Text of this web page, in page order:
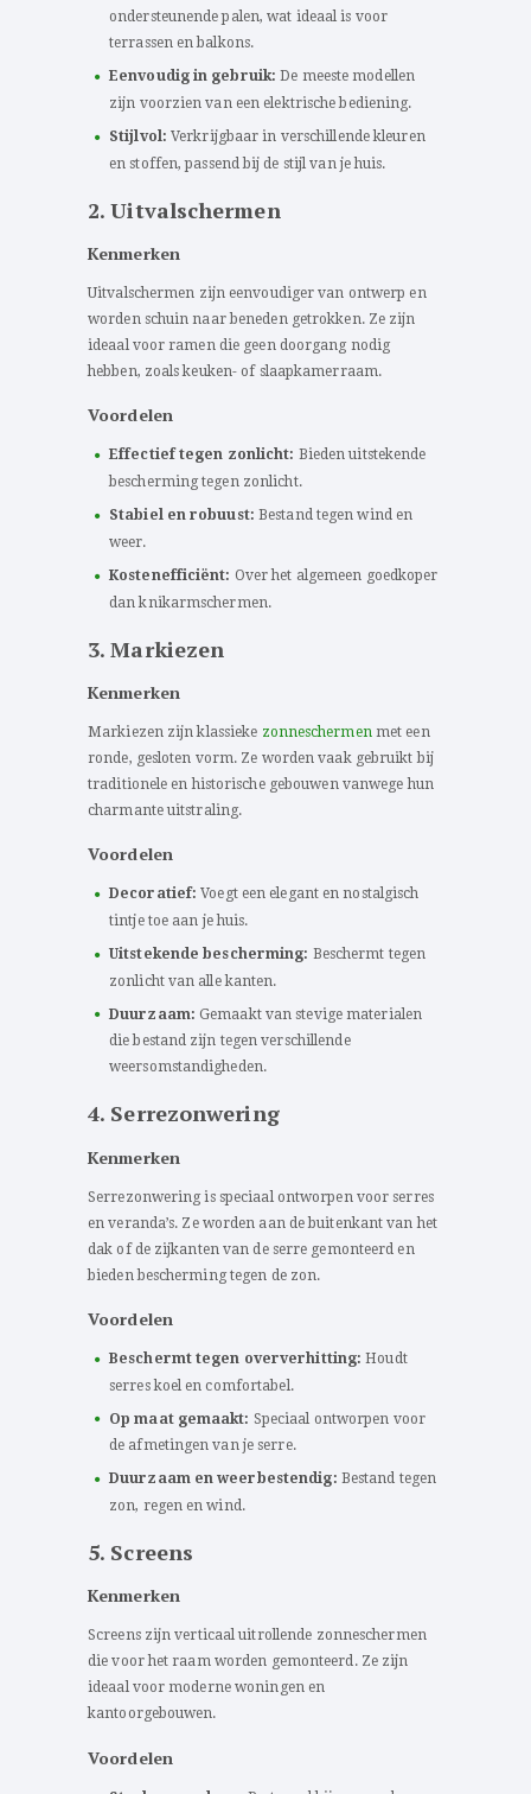
ondersteunende palen, wat ideaal is voor
terrassen en balkons.
Eenvoudig in gebruik: De meeste modellen
zijn voorzien van een elektrische bediening.
Stijlvol: Verkrijgbaar in verschillende kleuren
en stoffen, passend bij de stijl van je huis.
2. Uitvalschermen
Kenmerken
Uitvalschermen zijn eenvoudiger van ontwerp en
worden schuin naar beneden getrokken. Ze zijn
ideaal voor ramen die geen doorgang nodig
hebben, zoals keuken- of slaapkamerraam.
Voordelen
Effectief tegen zonlicht: Bieden uitstekende
bescherming tegen zonlicht.
Stabiel en robuust: Bestand tegen wind en
weer.
Kostenefficiënt: Over het algemeen goedkoper
dan knikarmschermen.
3. Markiezen
Kenmerken
Markiezen zijn klassieke zonneschermenmet een
ronde, gesloten vorm. Ze worden vaak gebruikt bij
traditionele en historische gebouwen vanwege hun
charmante uitstraling.
Voordelen
Decoratief: Voegt een elegant en nostalgisch
tintje toe aan je huis.
Uitstekende bescherming: Beschermt tegen
zonlicht van alle kanten.
Duurzaam: Gemaakt van stevige materialen
die bestand zijn tegen verschillende
weersomstandigheden.
4. Serrezonwering
Kenmerken
Serrezonwering is speciaal ontworpen voor serres
en veranda’s. Ze worden aan de buitenkant van het
dak of de zijkanten van de serre gemonteerd en
bieden bescherming tegen de zon.
Voordelen
Beschermt tegen oververhitting: Houdt
serres koel en comfortabel.
Op maat gemaakt: Speciaal ontworpen voor
de afmetingen van je serre.
Duurzaam en weerbestendig: Bestand tegen
zon, regen en wind.
5. Screens
Kenmerken
Screens zijn verticaal uitrollende zonneschermen
die voor het raam worden gemonteerd. Ze zijn
ideaal voor moderne woningen en
kantoorgebouwen.
Voordelen